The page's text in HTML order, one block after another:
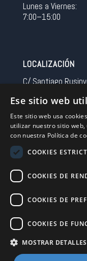
Lunes a Viernes:
7:00–15:00
LOCALIZACIÓN
C/ Santiago
Spain
CONTACTO
Tel 0034 93 713
Acceso
Ese sitio web
Este sitio web usa
utilizar nuestro sitio
con nuestra Política de
COOKIES
COOKIES DE
COOKIES DE
COOKIES DE
MOSTRAR DETALLES